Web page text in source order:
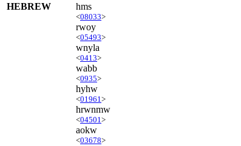
HEBREW hms
<08033>
rwoy
<05493>
wnyla
<0413>
wabb
<0935>
hyhw
<01961 >
hrwnmw
<04501 >
aokw
<03678>